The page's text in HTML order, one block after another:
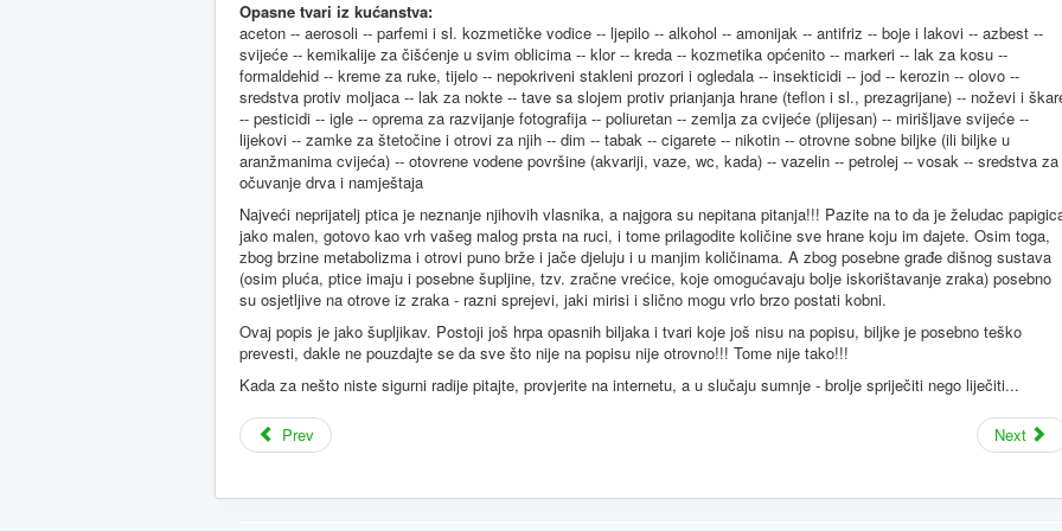
Opasne tvari iz kućanstva:
aceton -- aerosoli -- parfemi i sl. kozmetičke vodice -- ljepilo -- alkohol -- amonijak -- antifriz -- boje i lakovi -- azbest --
svijeće -- kemikalije za čišćenje u svim oblicima -- klor -- kreda -- kozmetika općenito -- markeri -- lak za kosu --
formaldehid -- kreme za ruke, tijelo -- nepokriveni stakleni prozori i ogledala -- insekticidi -- jod -- kerozin -- olovo --
sredstva protiv moljaca -- lak za nokte -- tave sa slojem protiv prianjanja hrane (teflon i sl., prezagrijane) -- noževi i
-- pesticidi -- igle -- oprema za razvijanje fotografija -- poliuretan -- zemlja za cvijeće (plijesan) -- mirišljave svijeće --
lijekovi -- zamke za štetočine i otrovi za njih -- dim -- tabak -- cigarete -- nikotin -- otrovne sobne biljke (ili biljke u
aranžmanima cvijeća) -- otovrene vodene površine (akvariji, vaze, wc, kada) -- vazelin -- petrolej -- vosak -- sredstva za
očuvanje drva i namještaja
Najveći neprijatelj ptica je neznanje njihovih vlasnika, a najgora su nepitana pitanja!!! Pazite na to da je želudac
jako malen, gotovo kao vrh vašeg malog prsta na ruci, i tome prilagodite količine sve hrane koju im dajete. Osim toga,
zbog brzine metabolizma i otrovi puno brže i jače djeluju i u manjim količinama. A zbog posebne građe dišnog sustava
(osim pluća, ptice imaju i posebne šupljine, tzv. zračne vrećice, koje omogućavaju bolje iskorištavanje zraka) posebno
su osjetljive na otrove iz zraka - razni sprejevi, jaki mirisi i slično mogu vrlo brzo postati kobni.
Ovaj popis je jako šupljikav. Postoji još hrpa opasnih biljaka i tvari koje još nisu na popisu, biljke je posebno teško
prevesti, dakle ne pouzdajte se da sve što nije na popisu nije otrovno!!! Tome nije tako!!!
Kada za nešto niste sigurni radije pitajte, provjerite na internetu, a u slučaju sumnje - brolje spriječiti nego liječiti...
Prev Next